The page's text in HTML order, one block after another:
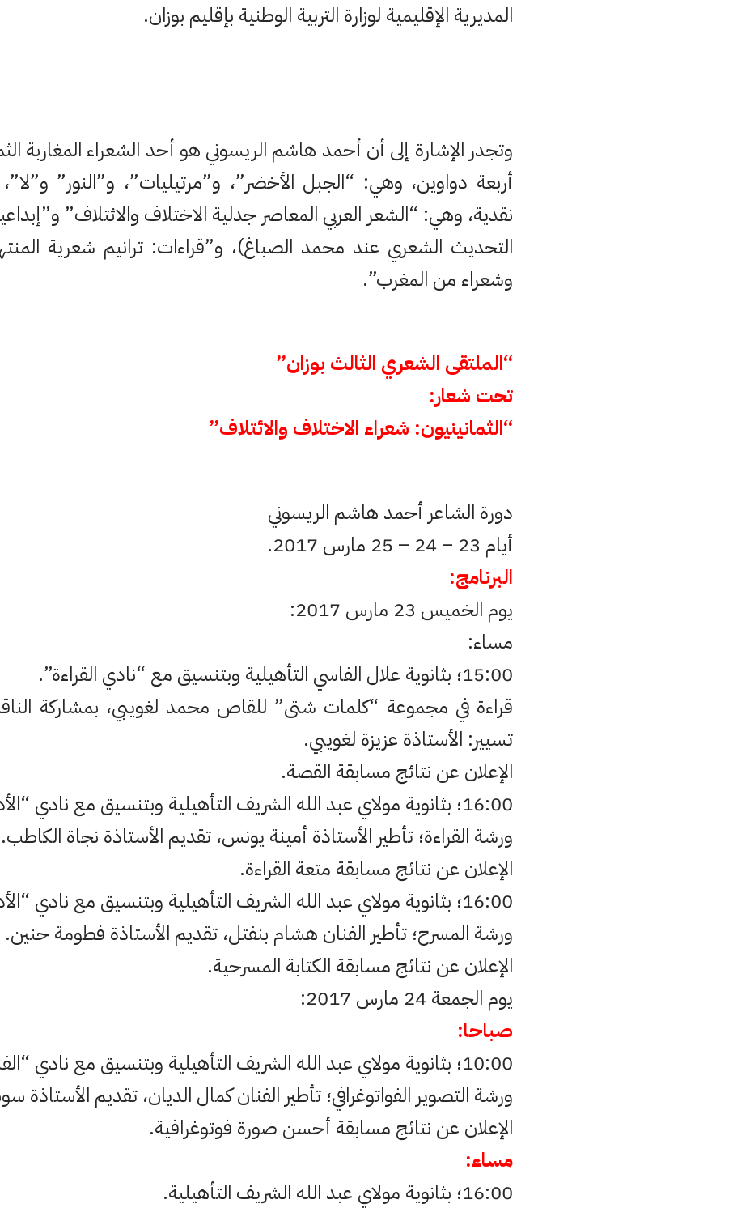
المديرية الإقليمية لوزارة التربية الوطنية بإقليم بوزان.
وتجدر الإشارة إلى أن أحمد هاشم الريسوني هو أحد الشعراء المغاربة
أربعة دواوين، وهي: “الجبل الأخضر”، و”مرتيليات”، و”النور”
نقدية، وهي: “الشعر العربي المعاصر جدلية الاختلاف والائتلاف”
التحديث الشعري عند محمد الصباغ)، و”قراءات: ترانيم شعرية
وشعراء من المغرب”.
“الملتقى الشعري الثالث بوزان”
تحت شعار:
“الثمانينيون: شعراء الاختلاف والائتلاف”
دورة الشاعر أحمد هاشم الريسوني
أيام 23 – 24 – 25 مارس 2017.
البرنامج:
يوم الخميس 23 مارس 2017:
مساء:
15:00؛ بثانوية علال الفاسي التأهيلية وبتنسيق مع “نادي القراءة”.
قراءة في مجموعة “كلمات شتى” للقاص محمد لغويبي، بمشاركة
تسيير: الأستاذة عزيزة لغويبي.
الإعلان عن نتائج مسابقة القصة.
16:00؛ بثانوية مولاي عبد الله الشريف التأهيلية وبتنسيق مع نادي “الأدب والإبداع”.
ورشة القراءة؛ تأطير الأستاذة أمينة يونس، تقديم الأستاذة نجاة الكاطب.
الإعلان عن نتائج مسابقة متعة القراءة.
16:00؛ بثانوية مولاي عبد الله الشريف التأهيلية وبتنسيق مع نادي “الأدب والإبداع”.
ورشة المسرح؛ تأطير الفنان هشام بنفتل، تقديم الأستاذة فطومة حنين.
الإعلان عن نتائج مسابقة الكتابة المسرحية.
يوم الجمعة 24 مارس 2017:
صباحا:
10:00؛ بثانوية مولاي عبد الله الشريف التأهيلية وبتنسيق مع نادي “الفنون التشكيلية”.
ورشة التصوير الفواتوغرافي؛ تأطير الفنان كمال الديان، تقديم الأستاذة
الإعلان عن نتائج مسابقة أحسن صورة فوتوغرافية.
مساء:
16:00؛ بثانوية مولاي عبد الله الشريف التأهيلية.